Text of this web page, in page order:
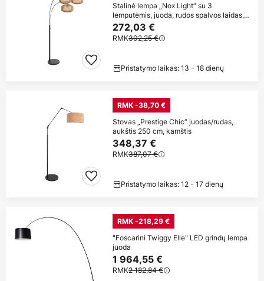
Stalinė lempa „Nox Light“ su 3
lemputėmis, juoda, rudos spalvos laidas,
E27
272,03 €
RMK302,25 €
Pristatymo laikas: 13 - 18 dienų
RMK -38,70 €
Stovas „Prestige Chic“ juodas/rudas,
aukštis 250 cm, kamštis
348,37 €
RMK387,07 €
Pristatymo laikas: 12 - 17 dienų
RMK -218,29 €
"Foscarini Twiggy Elle" LED grindų lempa
juoda
1 964,55 €
RMK2 182,84 €